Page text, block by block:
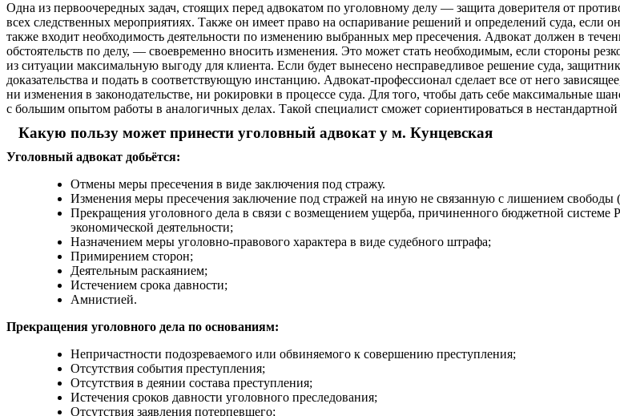
Одна из первоочередных задач, стоящих перед адвокатом по уголовному делу — защита доверителя от
всех следственных мероприятиях. Также он имеет право на оспаривание решений и определений суда,
также входит необходимость деятельности по изменению выбранных мер пресечения. Адвокат должен в
обстоятельств по делу, — своевременно вносить изменения. Это может стать необходимым, если стороны
из ситуации максимальную выгоду для клиента. Если будет вынесено несправедливое решение суда,
доказательства и подать в соответствующую инстанцию. Адвокат-профессионал сделает все от него
ни изменения в законодательстве, ни рокировки в процессе суда. Для того, чтобы дать себе максимальные
с большим опытом работы в аналогичных делах. Такой специалист сможет сориентироваться в
Какую пользу может принести уголовный адвокат у м. Кунцевская
Уголовный адвокат добьётся:
Отмены меры пресечения в виде заключения под стражу.
Изменения меры пресечения заключение под стражей на иную не связанную с лишением
Прекращения уголовного дела в связи с возмещением ущерба, причиненного бюджетной
экономической деятельности;
Назначением меры уголовно-правового характера в виде судебного штрафа;
Примирением сторон;
Деятельным раскаянием;
Истечением срока давности;
Амнистией.
Прекращения уголовного дела по основаниям:
Непричастности подозреваемого или обвиняемого к совершению преступления;
Отсутствия события преступления;
Отсутствия в деянии состава преступления;
Истечения сроков давности уголовного преследования;
Отсутствия заявления потерпевшего;